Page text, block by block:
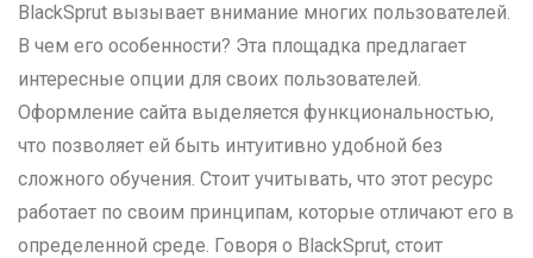
BlackSprut вызывает внимание многих пользователей.
В чем его особенности? Эта площадка предлагает
интересные опции для своих пользователей.
Оформление сайта выделяется функциональностью,
что позволяет ей быть интуитивно удобной без
сложного обучения. Стоит учитывать, что этот ресурс
работает по своим принципам, которые отличают его в
определенной среде. Говоря о BlackSprut, стоит